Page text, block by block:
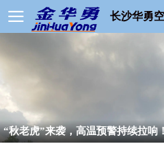
长沙华勇
“秋老虎”来袭，高温预警持续拉响